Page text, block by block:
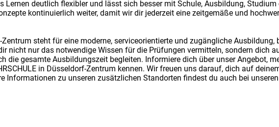
Lernen deutlich flexibler und lässt sich besser mit Schule, Ausbildung, Studium
kontinuierlich weiter, damit wir dir jederzeit eine zeitgemäße und
Zentrum steht für eine moderne, serviceorientierte und zugängliche Ausbildung,
nicht nur das notwendige Wissen für die Prüfungen vermitteln, sondern dich
die gesamte Ausbildungszeit begleiten. Informiere dich über unser Angebot,
in Düsseldorf-Zentrum kennen. Wir freuen uns darauf, dich auf
Informationen zu unseren zusätzlichen Standorten findest du auch bei